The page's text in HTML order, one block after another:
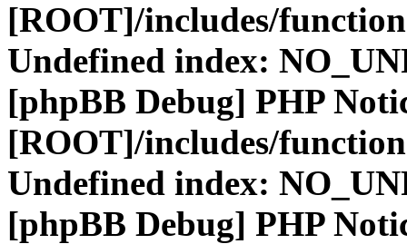
[ROOT]/includes/
Undefined index:
[phpBB Debug] PHP
[ROOT]/includes/
Undefined index:
[phpBB Debug] PHP